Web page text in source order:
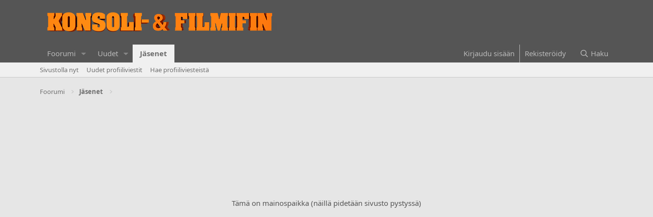
Foorumi Uudet Jäsenet Kirjaudu sisään Rekisteröidy Haku
Sivustolla nyt Uudet profiiliviestit Hae profiiliviesteistä
Foorumi Jäsenet
Tämä on mainospaikka (näillä pidetään sivusto pystyssä)